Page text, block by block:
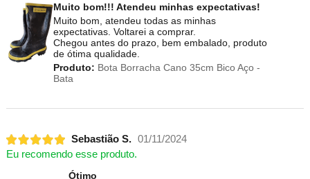
Muito bom!!! Atendeu minhas expectativas!
Muito bom, atendeu todas as minhas
expectativas. Voltarei a comprar.
Chegou antes do prazo, bem embalado, produto
de ótima qualidade.
Produto: Bota Borracha Cano 35cm Bico Aço -
Bata
Sebastião S. 01/11/2024
Eu recomendo esse produto.
Ótimo